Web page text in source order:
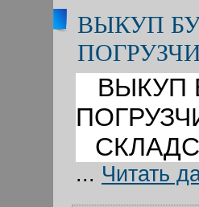
ВЫКУП
ВЫКУП
... Читать